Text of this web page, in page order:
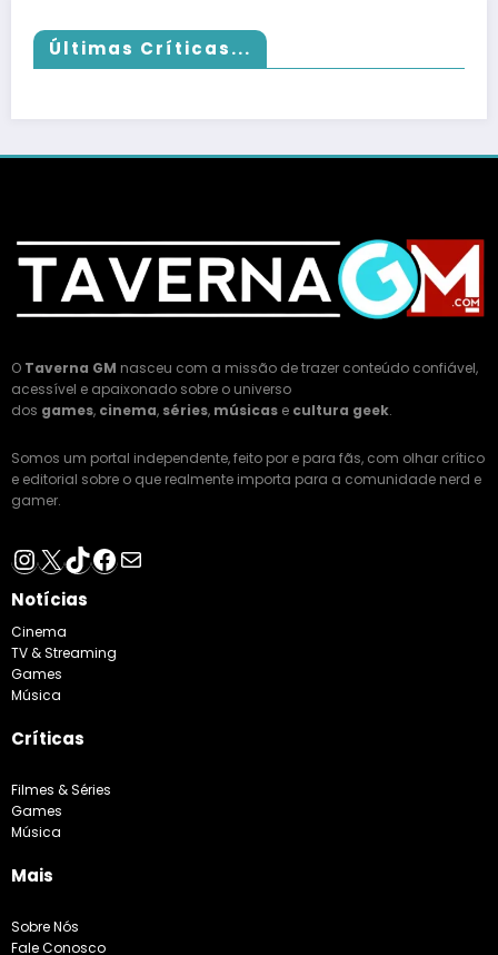
Últimas Críticas...
O Taverna GM nasceu com a missão de trazer conteúdo confiável,
acessível e apaixonado sobre o universo
dos games, cinema, séries, músicas e cultura geek.
Somos um portal independente, feito por e para fãs, com olhar crítico
e editorial sobre o que realmente importa para a comunidade nerd e
gamer.
Instagram
X TikTok
Facebook
E-mail
Notícias
Cinema
TV & Streaming
Games
Música
Críticas
Filmes & Séries
Games
Música
Mais
Sobre Nós
Fale Conosco